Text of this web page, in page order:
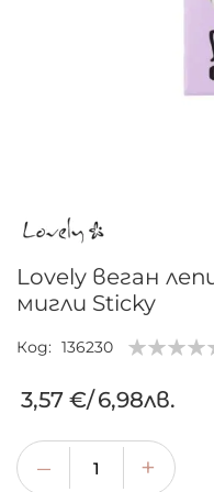
началото
галерия
със
снимки
Lovely веган
мигли Sticky
Код 136230
3,57 €/6,98лв.